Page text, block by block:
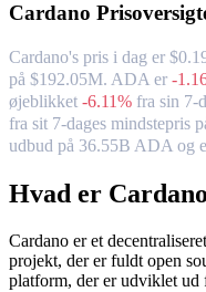
Cardano
Cardano's pris i dag er
på $192.05M. ADA er -
øjeblikket -6.11% fra sin 7-
fra sit 7-dages mindstepris
udbud på 36.55B ADA og
Hvad er
Cardano er et
projekt, der er fuldt open
platform, der er udviklet ud